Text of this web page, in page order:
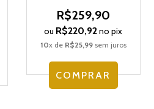
R$259,90
ou R$220,92no pix
10x de R$25,99sem juros
COMPRAR